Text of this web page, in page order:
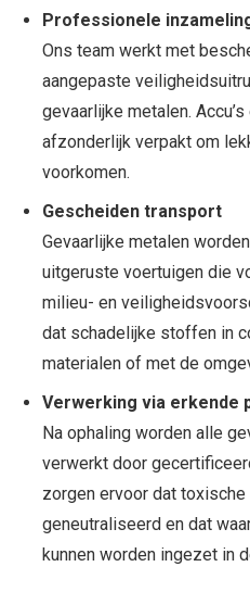
Professionele
Ons team werkt met
aangepaste
gevaarlijke metalen.
afzonderlijk verpakt om
voorkomen.
Gescheiden transport
Gevaarlijke metalen
uitgeruste voertuigen die
milieu- en
dat schadelijke stoffen in
materialen of met de
Verwerking via erkende
Na ophaling worden alle
verwerkt door
zorgen ervoor dat
geneutraliseerd en dat
kunnen worden ingezet in